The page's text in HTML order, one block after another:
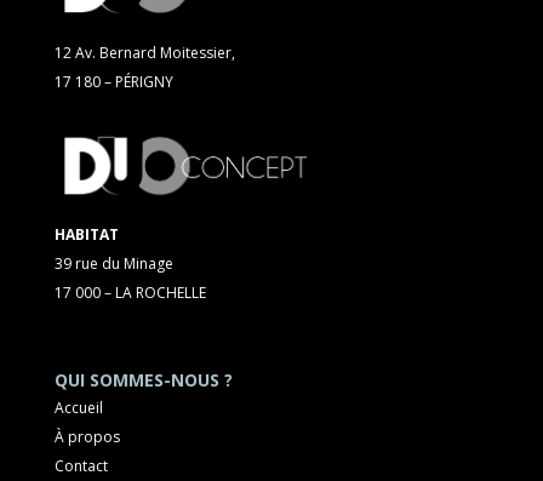
12 Av. Bernard Moitessier,
17 180 – PÉRIGNY
HABITAT
39 rue du Minage
17 000 – LA ROCHELLE
QUI SOMMES-NOUS ?
Accueil
À propos
Contact